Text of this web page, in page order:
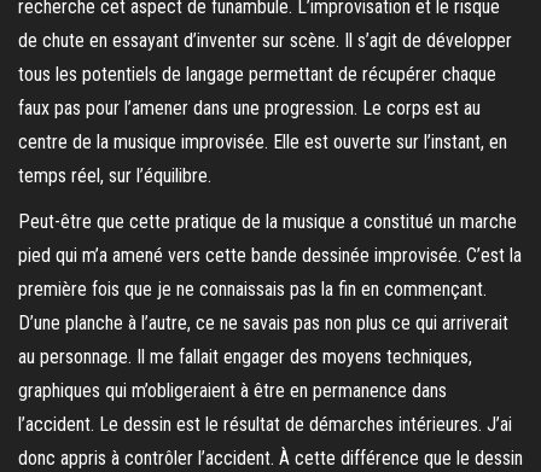
recherche cet aspect de funambule. L’improvisation et le risque
de chute en essayant d’inventer sur scène. Il s’agit de développer
tous les potentiels de langage permettant de récupérer chaque
faux pas pour l’amener dans une progression. Le corps est au
centre de la musique improvisée. Elle est ouverte sur l’instant, en
temps réel, sur l’équilibre.
Peut-être que cette pratique de la musique a constitué un marche
pied qui m’a amené vers cette bande dessinée improvisée. C’est la
première fois que je ne connaissais pas la fin en commençant.
D’une planche à l’autre, ce ne savais pas non plus ce qui arriverait
au personnage. Il me fallait engager des moyens techniques,
graphiques qui m’obligeraient à être en permanence dans
l’accident. Le dessin est le résultat de démarches intérieures. J’ai
donc appris à contrôler l’accident. À cette différence que le dessin